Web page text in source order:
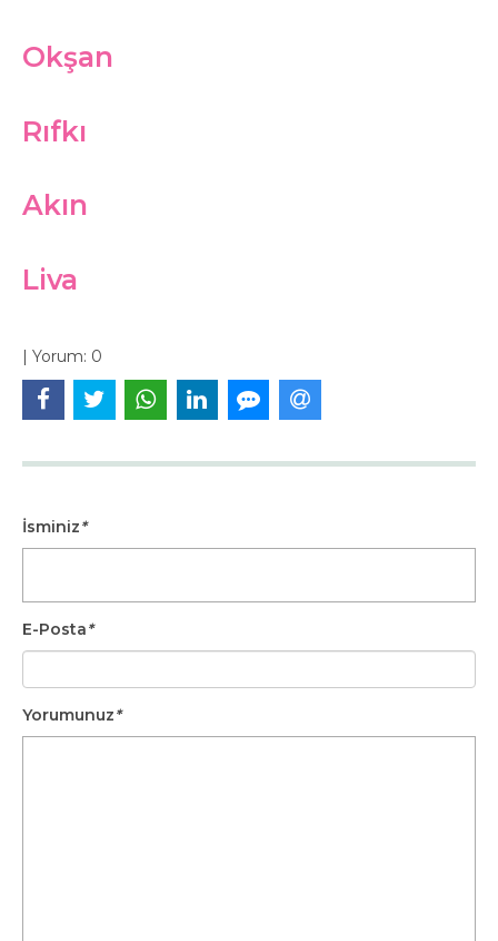
Okşan
Rıfkı
Akın
Liva
| Yorum: 0
İsminiz*
E-Posta*
Yorumunuz*